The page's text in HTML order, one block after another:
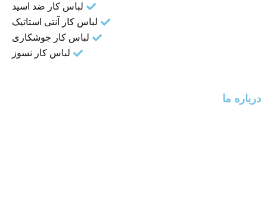
لباس کار ضد اسید
لباس کار آنتی استاتیک
لباس کار جوشکاری
لباس کار نسوز
درباره ما